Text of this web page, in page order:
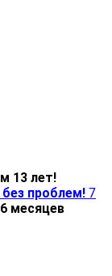
13 лет!
проблем! 7
месяцев